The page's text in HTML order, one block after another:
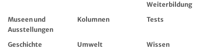
Weiterbildung
Museen und
Ausstellungen
Kolumnen Tests
Geschichte Umwelt
Wissen